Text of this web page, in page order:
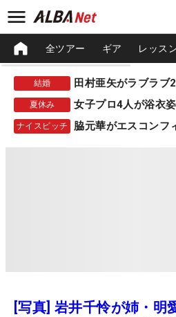
全ツアー ギア レッス
結婚 田村亜矢がラブラブ
夏休み 女子プロ4人が浴衣
ナイスピッチ 脇元華がエスコンフ
[写真] 岩井千怜が姉・明